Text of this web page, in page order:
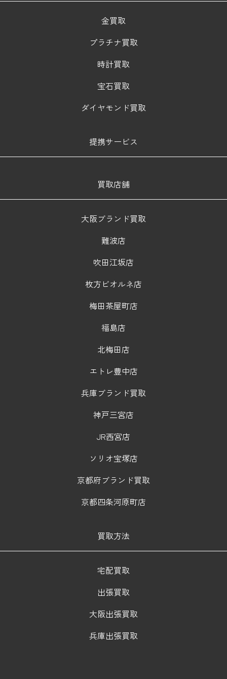
金買取
プラチナ買取
時計買取
宝石買取
ダイヤモンド買取
提携サービス
買取店舗
大阪ブランド買取
難波店
吹田江坂店
枚方ビオルネ店
梅田茶屋町店
福島店
北梅田店
エトレ豊中店
兵庫ブランド買取
神戸三宮店
JR西宮店
ソリオ宝塚店
京都府ブランド買取
京都四条河原町店
買取方法
宅配買取
出張買取
大阪出張買取
兵庫出張買取